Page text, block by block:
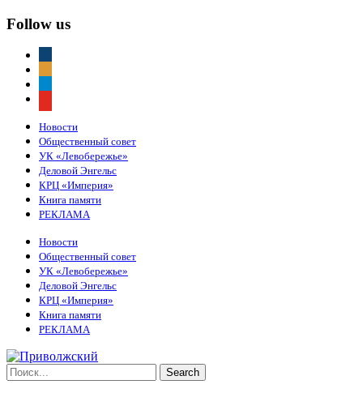
Follow us
Новости
Общественный совет
УК «Левобережье»
Деловой Энгельс
КРЦ «Империя»
Книга памяти
РЕКЛАМА
Новости
Общественный совет
УК «Левобережье»
Деловой Энгельс
КРЦ «Империя»
Книга памяти
РЕКЛАМА